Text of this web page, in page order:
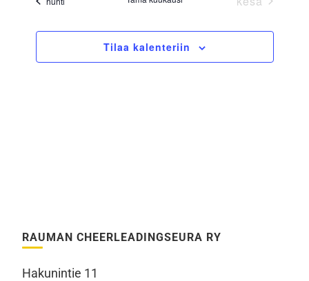
Tilaa kalenteriin
RAUMAN CHEERLEADINGSEURA RY
Hakunintie 11